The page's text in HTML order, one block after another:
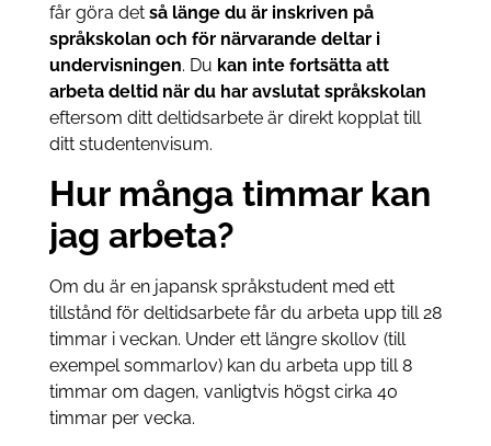
får göra det så länge du är inskriven på
språkskolan och för närvarande deltar i
undervisningen. Du kan inte fortsätta att
arbeta deltid när du har avslutat språkskolan
eftersom ditt deltidsarbete är direkt kopplat till
ditt studentenvisum.
Hur många timmar kan
jag arbeta?
Om du är en japansk språkstudent med ett
tillstånd för deltidsarbete får du arbeta upp till 28
timmar i veckan. Under ett längre skollov (till
exempel sommarlov) kan du arbeta upp till 8
timmar om dagen, vanligtvis högst cirka 40
timmar per vecka.